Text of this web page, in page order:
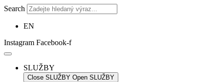
Search
EN
Instagram Facebook-f
SLUŽBY
Close SLUŽBY Open SLUŽBY